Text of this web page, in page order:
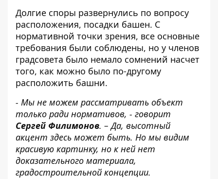
Долгие споры развернулись по вопросу
расположения, посадки башен. С
нормативной точки зрения, все основные
требования были соблюдены, но у членов
градсовета было немало сомнений насчет
того, как можно было по-другому
расположить башни.
- Мы не можем рассматривать объект
только ради нормативов, - говорит
Сергей Филимонов. – Да, высотный
акцент здесь может быть. Но мы видим
красивую картинку, но к ней нет
доказательного материала,
градостроительной концепции.